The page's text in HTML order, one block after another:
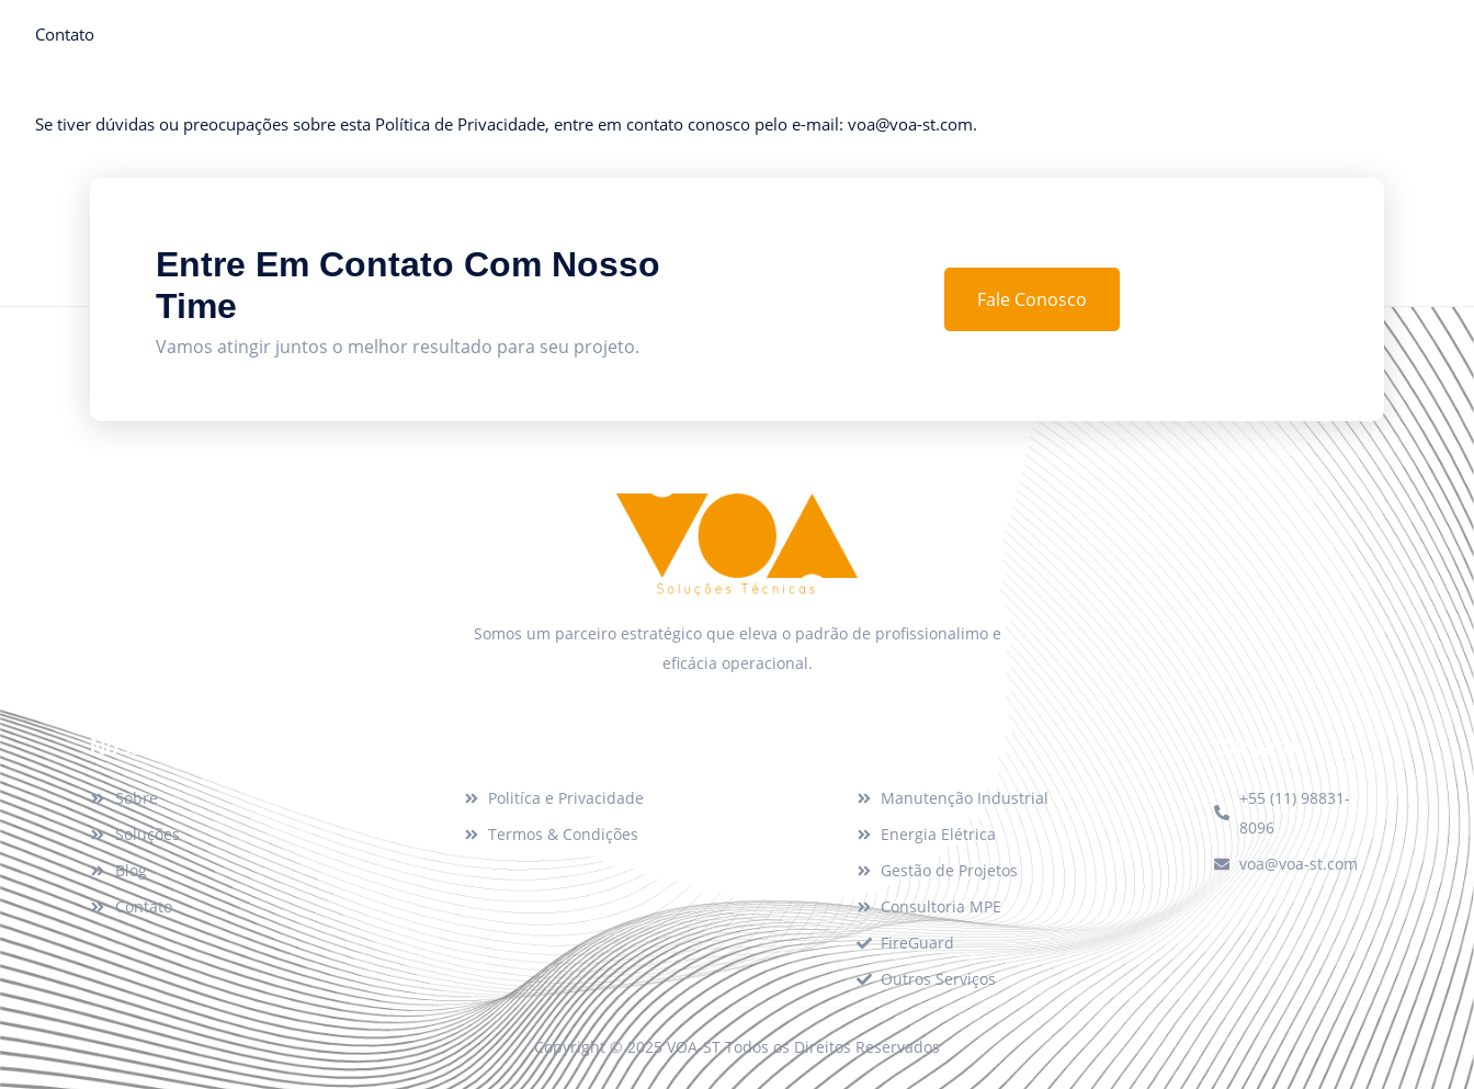
Contato
Se tiver dúvidas ou preocupações sobre esta Política de Privacidade, entre em contato conosco pelo e-mail: voa@voa-st.com.
Entre Em Contato Com Nosso
Time
Vamos atingir juntos o melhor resultado para seu projeto.
Fale Conosco
Somos um parceiro estratégico que eleva o padrão de profissionalimo e
eficácia operacional.
Nosso Site
Sobre
Soluções
Blog
Contato
Politíca e Privacidade
Termos & Condições
Manutenção Industrial
Energia Elétrica
Gestão de Projetos
Consultoria MPE
FireGuard
Outros Serviços
Contato
+55 (11) 98831-
8096
voa@voa-st.com
Copyright © 2025 VOA-ST Todos os Direitos Reservados